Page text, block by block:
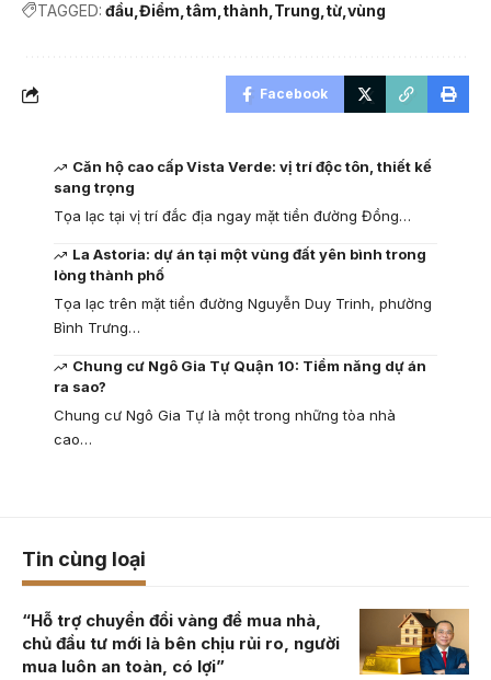
TAGGED: đầu Điểm tâm thành Trung từ vùng
Facebook
Căn hộ cao cấp Vista Verde: vị trí độc tôn, thiết kế
sang trọng
Tọa lạc tại vị trí đắc địa ngay mặt tiền đường Đồng…
La Astoria: dự án tại một vùng đất yên bình trong
lòng thành phố
Tọa lạc trên mặt tiền đường Nguyễn Duy Trinh, phường
Bình Trưng…
Chung cư Ngô Gia Tự Quận 10: Tiềm năng dự án
ra sao?
Chung cư Ngô Gia Tự là một trong những tòa nhà
cao…
Tin cùng loại
“Hỗ trợ chuyển đổi vàng để mua nhà,
chủ đầu tư mới là bên chịu rủi ro, người
mua luôn an toàn, có lợi”